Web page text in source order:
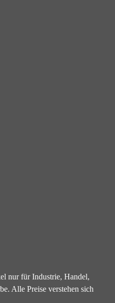
nur für Industrie, Handel,
Alle Preise verstehen sich